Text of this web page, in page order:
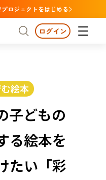
プロジェクトをはじめる
注目
国際協力
医療・福祉
人権・マイノリティ
も・教育
リティ
ログイン
絵本
子どもの
る絵本を
たい「彩